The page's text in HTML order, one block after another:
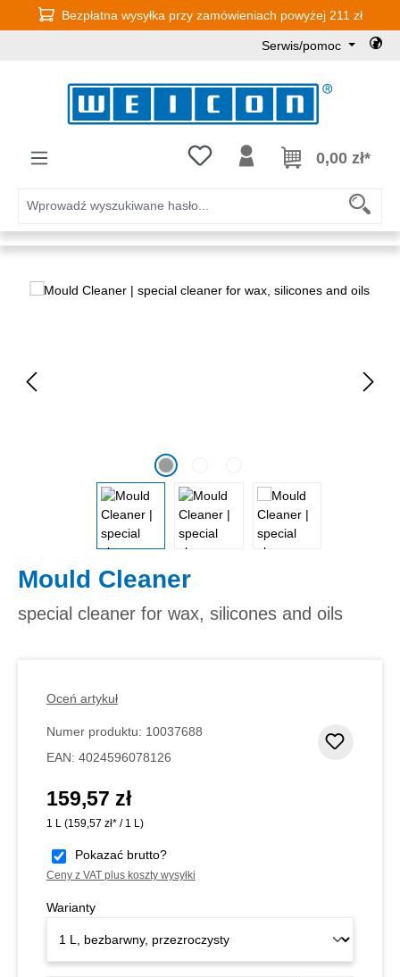
Przejdź do głównej zawartości
Bezpłatna wysyłka przy zamówieniach powyżej 211 zł
Serwis/pomoc
Masz 0 przedmioty na liście
0,00 zł*
Pomiń galerię zdjęć
Mould Cleaner
special cleaner for wax, silicones and oils
Oceń artykuł
Numer produktu: 10037688
EAN: 4024596078126
Cena regularna:
159,57 zł
1 L (159,57 zł* / 1 L)
Pokazać brutto?
Ceny z VAT plus koszty wysyłki
Warianty